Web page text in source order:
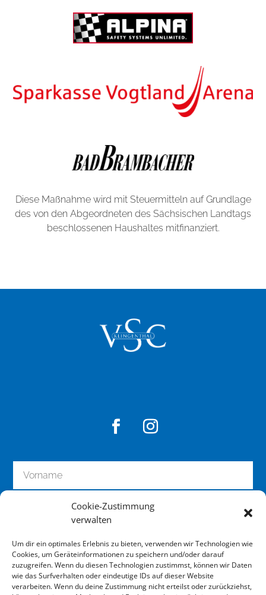
Cookie-Zustimmung
verwalten
Um dir ein optimales Erlebnis zu bieten, verwenden wir Technologien wie
Cookies, um Geräteinformationen zu speichern und/oder darauf
zuzugreifen. Wenn du diesen Technologien zustimmst, können wir Daten
wie das Surfverhalten oder eindeutige IDs auf dieser Website
verarbeiten. Wenn du deine Zustimmung nicht erteilst oder zurückziehst,
Diese Maßnahme wird mit Steuermitteln auf Grundlage
des von den Abgeordneten des Sächsischen Landtags
beschlossenen Haushaltes mitfinanziert.
zum Newsletter anmelden